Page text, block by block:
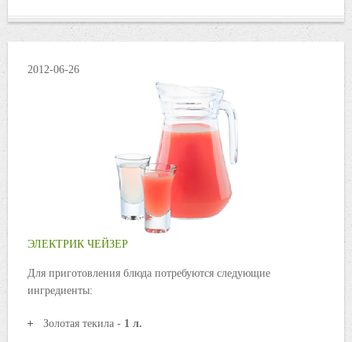
2012-06-26
ЭЛЕКТРИК ЧЕЙЗЕР
Для приготовления блюда потребуются следующие
ингредиенты:
Золотая текила - 1 л.